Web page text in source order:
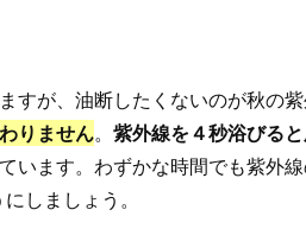
すが、油断したくないのが秋の紫
りません。 紫外線を４秒浴びる
います。わずかな時間でも紫外
しましょう。